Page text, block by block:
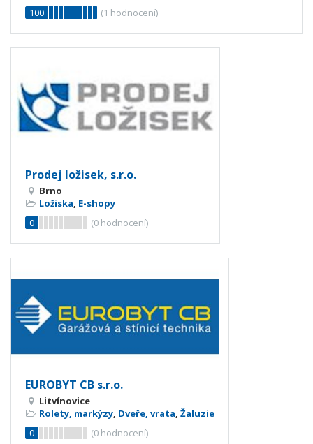
100
(1 hodnocení)
Prodej ložisek, s.r.o.
Brno
Ložiska, E-shopy
0
(0 hodnocení)
EUROBYT CB s.r.o.
Litvínovice
Rolety, markýzy Dveře, vrata Žaluzie
0
(0 hodnocení)